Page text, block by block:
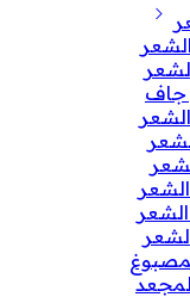
جاف